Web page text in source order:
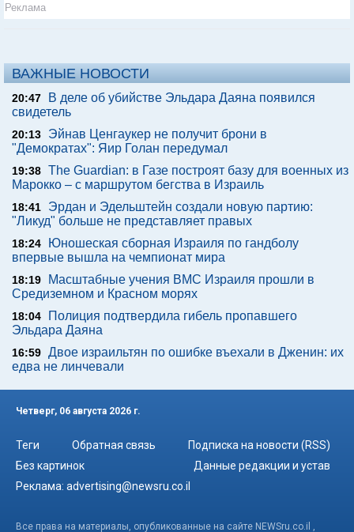
Реклама
ВАЖНЫЕ НОВОСТИ
20:47
В деле об убийстве Эльдара Даяна появился
свидетель
20:13
Эйнав Ценгаукер не получит брони в
"Демократах": Яир Голан передумал
19:38 The Guardian: в Газе построят базу для военных из
Марокко – с маршрутом бегства в Израиль
18:41
Эрдан и Эдельштейн создали новую партию:
"Ликуд" больше не представляет правых
18:24
Юношеская сборная Израиля по гандболу
впервые вышла на чемпионат мира
18:19
Масштабные учения ВМС Израиля прошли в
Средиземном и Красном морях
18:04
Полиция подтвердила гибель пропавшего
Эльдара Даяна
16:59 Двое израильтян по ошибке въехали в Дженин: их
едва не линчевали
Четверг, 06 августа 2026 г.
Теги Обратная связь
Подписка на новости (RSS)
Без картинок
Данные редакции и устав
Реклама: advertising@newsru.co.il
Все права на материалы, опубликованные на сайте NEWSru.co.il ,